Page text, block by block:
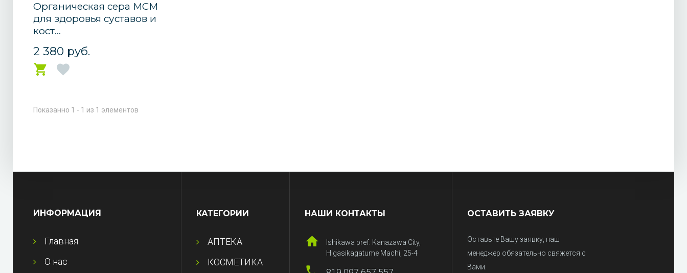
Органическая сера МСМ
для здоровья суставов и
кост...
2 380 руб.
Показанно 1 - 1 из 1 элементов
ИНФОРМАЦИЯ
Главная
О нас
КАТЕГОРИИ
АПТЕКА
КОСМЕТИКА
НАШИ КОНТАКТЫ
Ishikawa pref. Kanazawa City,
Higasikagatume Machi, 25-4
ОСТАВИТЬ ЗАЯВКУ
Оставьте Вашу заявку, наш
менеджер обязательно свяжется с
Вами.